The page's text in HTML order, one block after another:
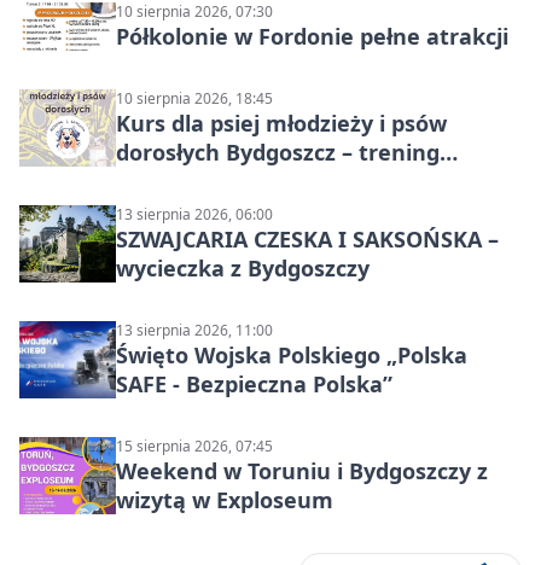
10 sierpnia 2026, 07:30
Półkolonie w Fordonie pełne atrakcji
10 sierpnia 2026, 18:45
Kurs dla psiej młodzieży i psów
dorosłych Bydgoszcz – trening
13 sierpnia 2026, 06:00
SZWAJCARIA CZESKA I SAKSOŃSKA –
wycieczka z Bydgoszczy
13 sierpnia 2026, 11:00
Święto Wojska Polskiego „Polska
SAFE - Bezpieczna Polska”
15 sierpnia 2026, 07:45
Weekend w Toruniu i Bydgoszczy z
wizytą w Exploseum